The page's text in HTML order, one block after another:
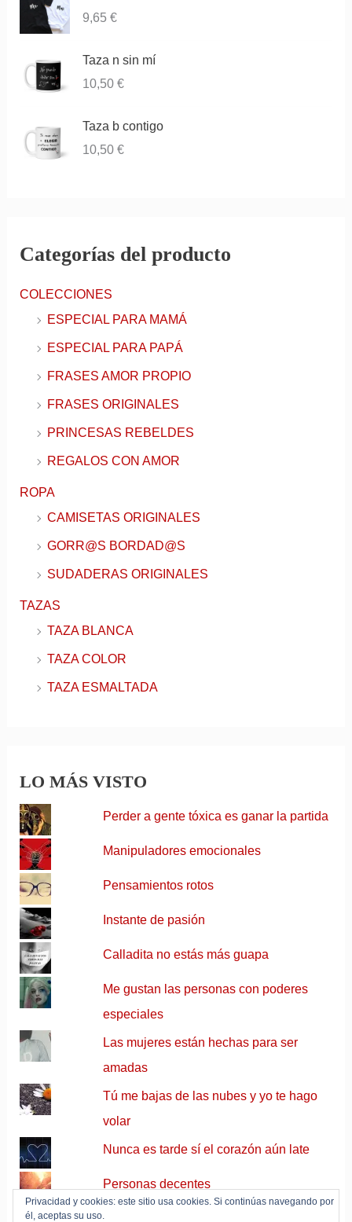
9,65 €
Taza n sin mí
10,50 €
Taza b contigo
10,50 €
Categorías del producto
COLECCIONES
ESPECIAL PARA MAMÁ
ESPECIAL PARA PAPÁ
FRASES AMOR PROPIO
FRASES ORIGINALES
PRINCESAS REBELDES
REGALOS CON AMOR
ROPA
CAMISETAS ORIGINALES
GORR@S BORDAD@S
SUDADERAS ORIGINALES
TAZAS
TAZA BLANCA
TAZA COLOR
TAZA ESMALTADA
LO MÁS VISTO
Perder a gente tóxica es ganar la partida
Manipuladores emocionales
Pensamientos rotos
Instante de pasión
Calladita no estás más guapa
Me gustan las personas con poderes
especiales
Las mujeres están hechas para ser
amadas
Tú me bajas de las nubes y yo te hago
volar
Nunca es tarde sí el corazón aún late
Personas decentes
Privacidad y cookies: este sitio usa cookies. Si continúas navegando por
él, aceptas su uso.